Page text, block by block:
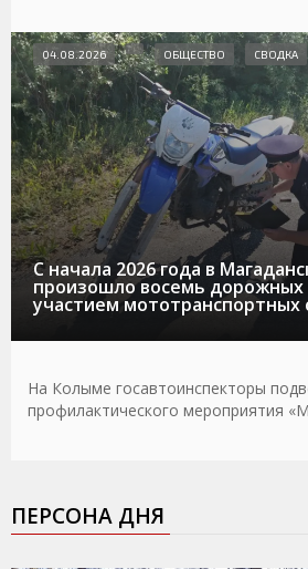
С начала 2026 года в
произошло восемь дорожных
участием мототранспортных
04.08.2026 ОБЩЕСТВО СВОДКА
На Колыме госавтоинспекторы
профилактического мероприятия
ПЕРСОНА ДНЯ